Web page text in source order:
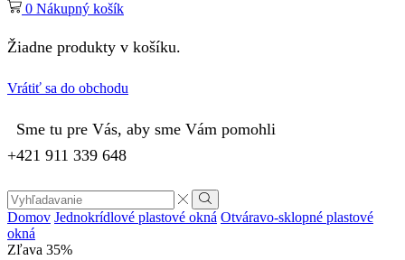
0 Nákupný košík
Žiadne produkty v košíku.
Vrátiť sa do obchodu
Sme tu pre Vás, aby sme Vám pomohli
+421 911 339 648
Domov Jednokrídlové plastové okná Otváravo-sklopné plastové
okná
Zľava 35%